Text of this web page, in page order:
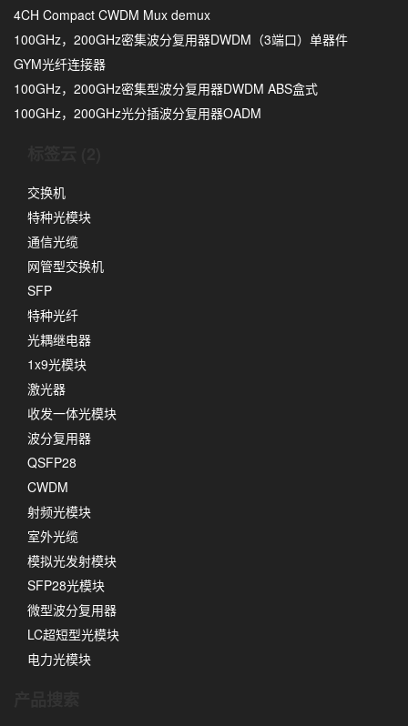
4CH Compact CWDM Mux demux
100GHz，200GHz密集波分复用器DWDM（3端口）单器件
GYM光纤连接器
100GHz，200GHz密集型波分复用器DWDM ABS盒式
100GHz，200GHz光分插波分复用器OADM
交换机
特种光模块
通信光缆
网管型交换机
SFP
特种光纤
光耦继电器
1x9光模块
激光器
收发一体光模块
波分复用器
QSFP28
CWDM
射频光模块
室外光缆
模拟光发射模块
SFP28光模块
微型波分复用器
LC超短型光模块
电力光模块